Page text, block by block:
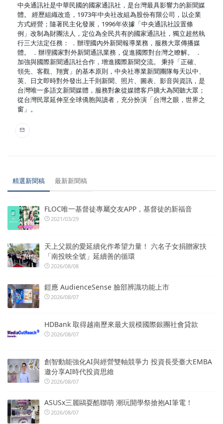
中央通訊社是中華民國的國家通訊社，是台灣最具影響力的新聞媒
體。 經歷組織改造，1973年中央社改組為股份有限公司，以企業
方式經營；隨著民主化發展，1996年依據「中央通訊社設置條
例」改制為財團法人，定位為全民共有的國家通訊社，獨立超然執
行三大法定任務： ．辦理國內外新聞報導業務，服務大眾傳播媒
體。 ．辦理國家對外新聞通訊業務，促進國際對台灣之瞭解。 ．
加強與國際新聞通訊社合作，增進國際新聞交流。 秉持「正確、
領先、客觀、翔實」的基本原則，中央社專業新聞團隊每天以中、
英、日文即時對外發出上千則新聞、照片、圖表、影音與資訊，是
台灣唯一多語文新聞媒體，服務對象從媒體客戶擴大為閱聽大眾；
從台灣民眾延伸至全球僑胞與讀者，充分扮演「台灣之眼，世界之
窗」。
精選新聞稿 最新新聞稿
FLOC唯一基督徒專屬交友APP，基督徒的新福音
2021/03/29
天上父親的愛延續化作希望力量！ 六名子女捐贈家扶
「南投映全號」延續善的循環
2026/08/08
鎧應 AudienceSense 臉部辨識功能上市
2026/08/07
HDBank 取得越南歷來最大規模國際銀團社會貸款
2026/08/07
創智動能強化AI與經營雙軸競爭力 投資長受臺大EMBA
邀分享AI時代投資思維
2026/08/07
ASUSx三麗鷗耍酷聯萌 潮玩開學祭搶抱AI筆電！
2026/08/07